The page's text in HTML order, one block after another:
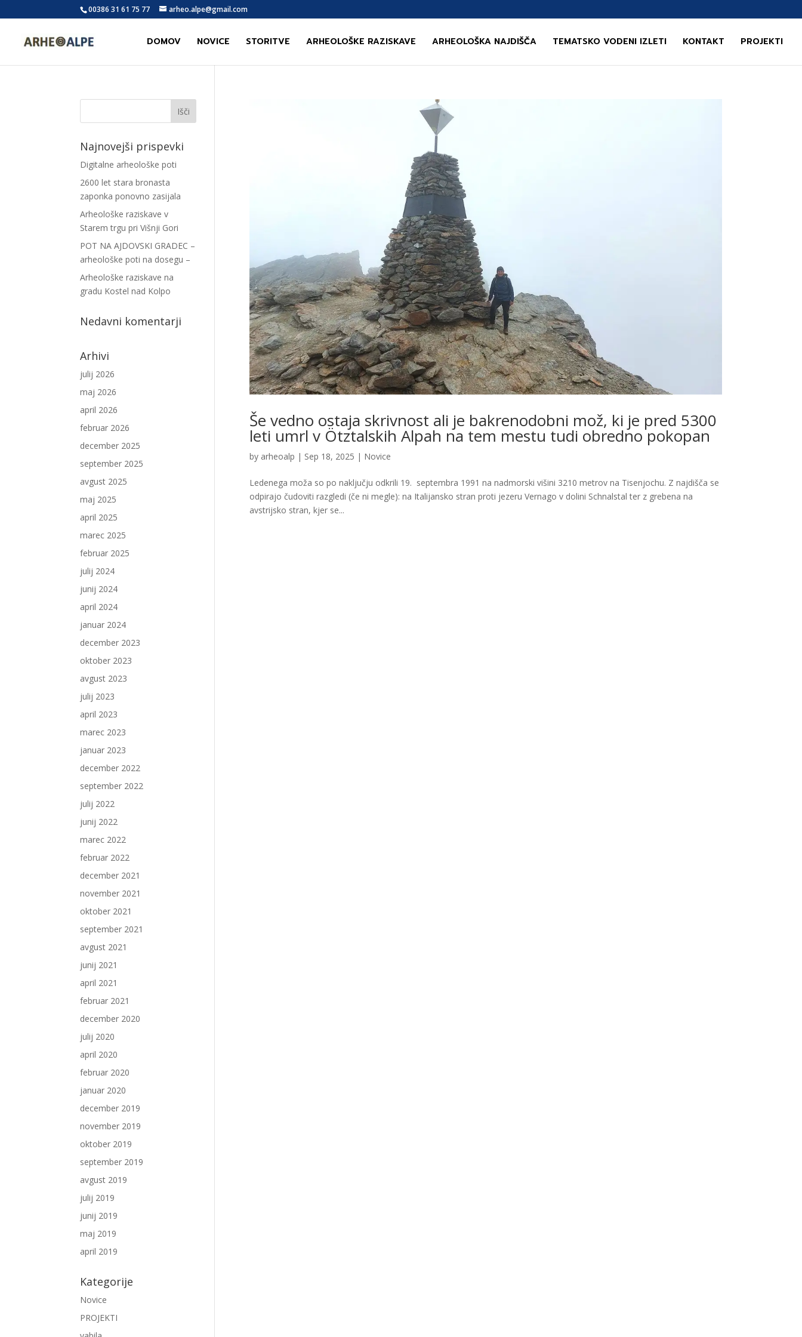
00386 31 61 75 77 arheo.alpe@gmail.com
DOMOV NOVICE STORITVE ARHEOLOŠKE RAZISKAVE ARHEOLOŠKA NAJDIŠČA TEMATSKO VODENI IZLETI KONTAKT PROJEKTI
Še vedno ostaja skrivnost ali je bakrenodobni mož, ki je pred 5300
leti umrl v Ötztalskih Alpah na tem mestu tudi obredno pokopan
by arheoalp | Sep 18, 2025 | Novice
Ledenega moža so po naključju odkrili 19. septembra 1991 na nadmorski višini 3210 metrov na Tisenjochu. Z najdišča se
odpirajo čudoviti razgledi (če ni megle): na Italijansko stran proti jezeru Vernago v dolini Schnalstal ter z grebena na
avstrijsko stran, kjer se...
Najnovejši prispevki
Digitalne arheološke poti
2600 let stara bronasta
zaponka ponovno zasijala
Arheološke raziskave v
Starem trgu pri Višnji Gori
POT NA AJDOVSKI GRADEC –
arheološke poti na dosegu –
Arheološke raziskave na
gradu Kostel nad Kolpo
Nedavni komentarji
Arhivi
julij 2026
maj 2026
april 2026
februar 2026
december 2025
september 2025
avgust 2025
maj 2025
april 2025
marec 2025
februar 2025
julij 2024
junij 2024
april 2024
januar 2024
december 2023
oktober 2023
avgust 2023
julij 2023
april 2023
marec 2023
januar 2023
december 2022
september 2022
julij 2022
junij 2022
marec 2022
februar 2022
december 2021
november 2021
oktober 2021
september 2021
avgust 2021
junij 2021
april 2021
februar 2021
december 2020
julij 2020
april 2020
februar 2020
januar 2020
december 2019
november 2019
oktober 2019
september 2019
avgust 2019
julij 2019
junij 2019
maj 2019
april 2019
Kategorije
Novice
PROJEKTI